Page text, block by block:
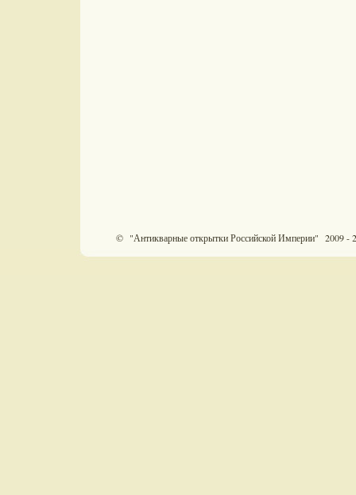
© "Антикварные открытки Российской Империи" 2009 -